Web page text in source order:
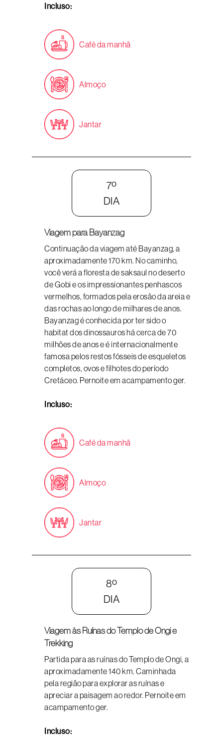
Incluso:
Café da manhã
Almoço
Jantar
7º
DIA
Viagem para Bayanzag
Continuação da viagem até Bayanzag, a
aproximadamente 170 km. No caminho,
você verá a floresta de saksaul no deserto
de Gobi e os impressionantes penhascos
vermelhos, formados pela erosão da areia e
das rochas ao longo de milhares de anos.
Bayanzag é conhecida por ter sido o
habitat dos dinossauros há cerca de 70
milhões de anos e é internacionalmente
famosa pelos restos fósseis de esqueletos
completos, ovos e filhotes do período
Cretáceo. Pernoite em acampamento ger.
Incluso:
Café da manhã
Almoço
Jantar
8º
DIA
Viagem às Ruínas do Templo de Ongi e
Trekking
Partida para as ruínas do Templo de Ongi, a
aproximadamente 140 km. Caminhada
pela região para explorar as ruínas e
apreciar a paisagem ao redor. Pernoite em
acampamento ger.
Incluso: